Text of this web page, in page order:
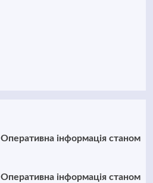
інформація станом
інформація станом